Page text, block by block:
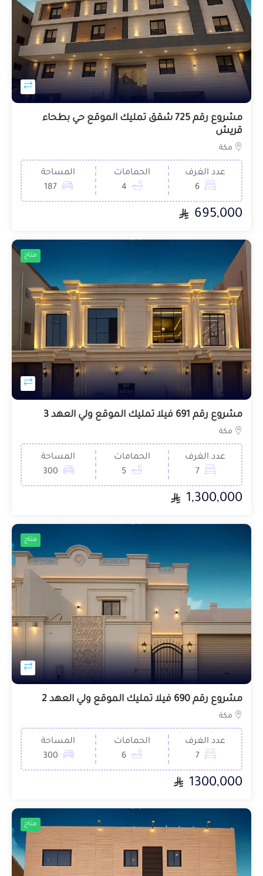
مشروع رقم 725 شقق تمليك الموقع حي بطحاء
قريش
مكة
عدد الغرف
6
الحمامات
4
المساحة
187
695,000
متاح
مشروع رقم 691 فيلا تمليك الموقع ولي العهد 3
مكة
عدد الغرف
7
الحمامات
5
المساحة
300
1,300,000
متاح
مشروع رقم 690 فيلا تمليك الموقع ولي العهد 2
مكة
عدد الغرف
7
الحمامات
6
المساحة
300
1300,000
متاح